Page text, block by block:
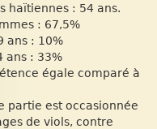
haïtiennes : 54 ans.
: 67,5%
ans : 10%
ans : 33%
égale comparé à
partie est occasionnée
de viols, contre